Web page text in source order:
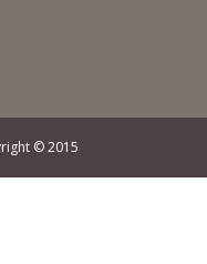
© 2015